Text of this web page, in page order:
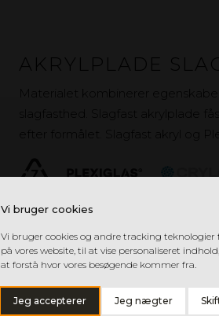
Vi bruger cookies
Vi bruger cookies og andre tracking teknologier
på vores website, til at vise personaliseret
at forstå hvor vores besøgende kommer fra.
Jeg accepterer Jeg nægter
AKRYLPLADE
Materialet kombinerer
slagfasthed. Slagfast akrylplade
efter formålet. Slagfast akryl og
PLEXIGLAS® RESIST
CRYLON XT HIGH IMPACT